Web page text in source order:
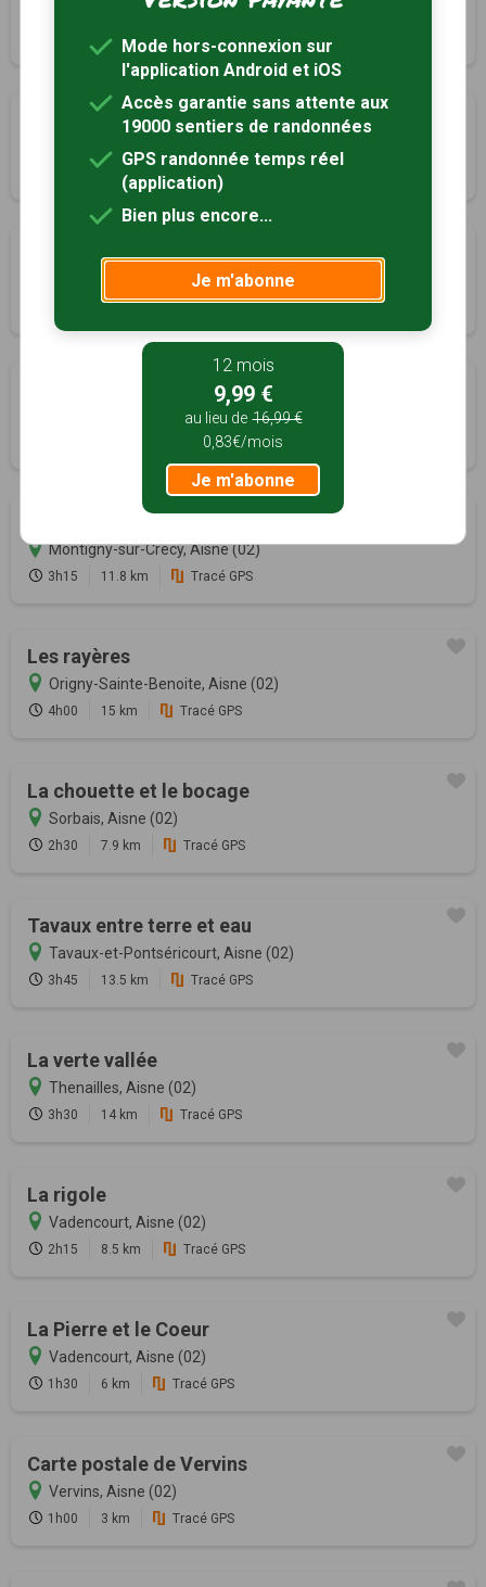
Lerzy, Aisne (02)
15.5 km
La fontaine Colette
9.5 km Tracé GPS
Le sentier de pirouette
Mennevret, Aisne (02)
1.3 km Tracé GPS
Mesbrecourt-Richecourt, Aisne (02)
Tracé GPS
Montigny-sur-Crécy, Aisne (02)
3h15 11.8 km Tracé GPS
Les rayères
Origny-Sainte-Benoite, Aisne (02)
4h00 15 km Tracé GPS
La chouette et le bocage
Sorbais, Aisne (02)
2h30 7.9 km Tracé GPS
Tavaux entre terre et eau
Tavaux-et-Pontséricourt, Aisne (02)
3h45 13.5 km Tracé GPS
La verte vallée
Thenailles, Aisne (02)
3h30 14 km Tracé GPS
La rigole
Vadencourt, Aisne (02)
2h15 8.5 km Tracé GPS
La Pierre et le Coeur
Vadencourt, Aisne (02)
1h30 6 km Tracé GPS
Carte postale de Vervins
Vervins, Aisne (02)
1h00 3 km Tracé GPS
Mode hors-connexion sur
l'application Android et iOS
Accès garantie sans attente aux
19000 sentiers de randonnées
GPS randonnée temps réel
(application)
Bien plus encore...
Je m'abonne
12 mois
9,99 €
au lieu de 16,99 €
0,83€/mois
Je m'abonne